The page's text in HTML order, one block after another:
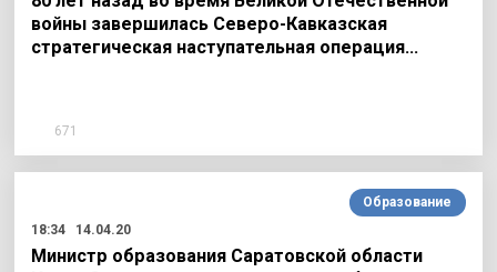
войны завершилась Северо-Кавказская
стратегическая наступательная операция…
671
Образование
18:34
14.04.20
Министр образования Саратовской области